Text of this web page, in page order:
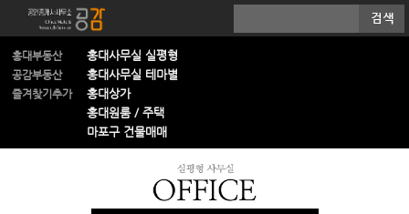
홍대부동산
공감부동산
즐겨찾기추가
홍대사무실 실평형
홍대사무실 테마별
홍대상가
홍대원룸 / 주택
마포구 건물매매